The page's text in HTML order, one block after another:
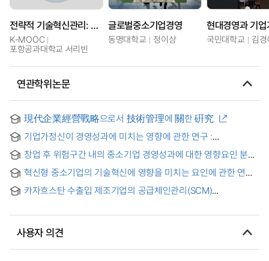
전략적 기술혁신관리: 기업의 미래를 설계하다
K-MOOC
포항공과대학교 서리빈
글로벌중소기업경영
동명대학교 정이상
현대경영과 기
국민대학교 김
연관학위논문
現代企業經營戰略으로서 技術管理에 關한 硏究
기업가정신이 경영성과에 미치는 영향에 관한 연구 :
사내컨설팅활동과 혁신활동 중심으로 = A study on the
effects of entrepreneurship on performance of
management : focused on in-house consulting activitise
and innovation activities
창업 후 위험구간 내의 중소기업 경영성과에 대한 영향요인 분석
: 대표자 역량과 기보의 이노비즈 인증 효과를 중심으로
혁신형 중소기업의 기술혁신에 영향을 미치는 요인에 관한 연구 :
IT기업중심으로 = A Study on the Factors Affecting
Technological Innovation of Innovative SMEs: Focusing on
카자흐스탄 수출입 제조기업의 공급체인관리(SCM)
사용자 의견